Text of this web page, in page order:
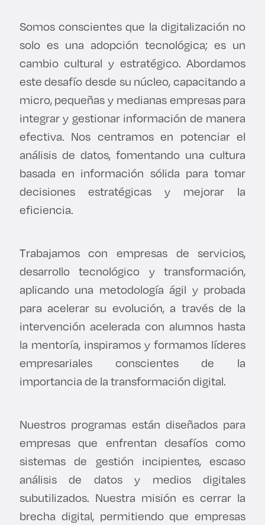
Somos conscientes que la digitalización no
solo es una adopción tecnológica; es un
cambio cultural y estratégico. Abordamos
este desafío desde su núcleo, capacitando a
micro, pequeñas y medianas empresas para
integrar y gestionar información de manera
efectiva. Nos centramos en potenciar el
análisis de datos, fomentando una cultura
basada en información sólida para tomar
decisiones estratégicas y mejorar la
eficiencia.
Trabajamos con empresas de servicios,
desarrollo tecnológico y transformación,
aplicando una metodología ágil y probada
para acelerar su evolución, a través de la
intervención acelerada con alumnos hasta
la mentoría, inspiramos y formamos líderes
empresariales conscientes de la
importancia de la transformación digital.
Nuestros programas están diseñados para
empresas que enfrentan desafíos como
sistemas de gestión incipientes, escaso
análisis de datos y medios digitales
subutilizados. Nuestra misión es cerrar la
brecha digital, permitiendo que empresas